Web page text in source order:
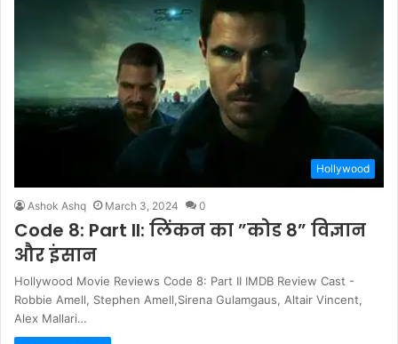
Hollywood
Ashok Ashq March 3, 2024 0
Code 8: Part II: लिंकन का ”कोड 8” विज्ञान
और इंसान
Hollywood Movie Reviews Code 8: Part II IMDB Review Cast -
Robbie Amell, Stephen Amell,Sirena Gulamgaus, Altair Vincent,
Alex Mallari…